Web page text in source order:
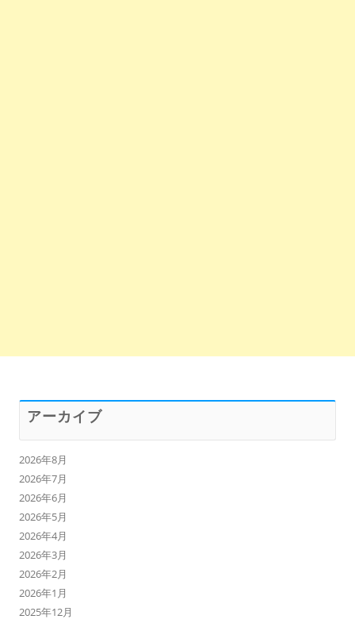
アーカイブ
2026年8月
2026年7月
2026年6月
2026年5月
2026年4月
2026年3月
2026年2月
2026年1月
2025年12月